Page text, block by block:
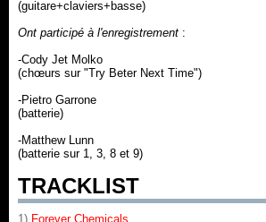
(guitare+claviers+basse)
Ont participé à l'enregistrement :
-Cody Jet Molko
(chœurs sur "Try Beter Next Time")
-Pietro Garrone
(batterie)
-Matthew Lunn
(batterie sur 1, 3, 8 et 9)
TRACKLIST
1) Forever Chemicals